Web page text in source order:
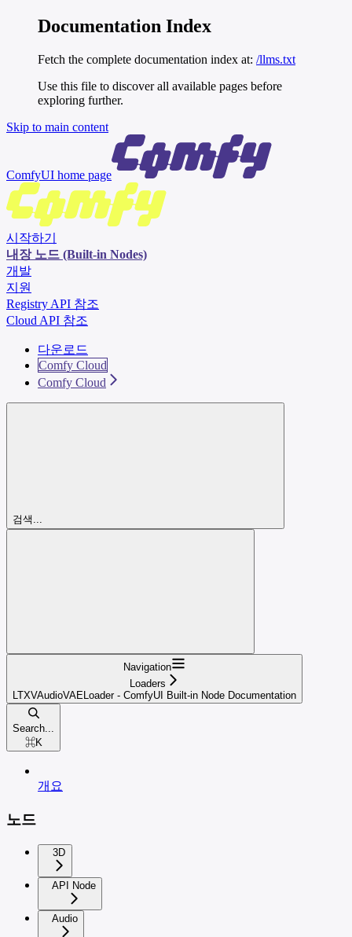
Documentation Index
Fetch the complete documentation index at: /llms.txt
Use this file to discover all available pages before
exploring further.
Skip to main content
ComfyUI home page
시작하기
내장 노드 (Built-in Nodes)
개발
지원
Registry API 참조
Cloud API 참조
다운로드
Comfy Cloud
Comfy Cloud
검색...
Navigation
Loaders
LTXVAudioVAELoader - ComfyUI Built-in Node Documentation
Search...
⌘K
개요
노드
3D
API Node
Audio